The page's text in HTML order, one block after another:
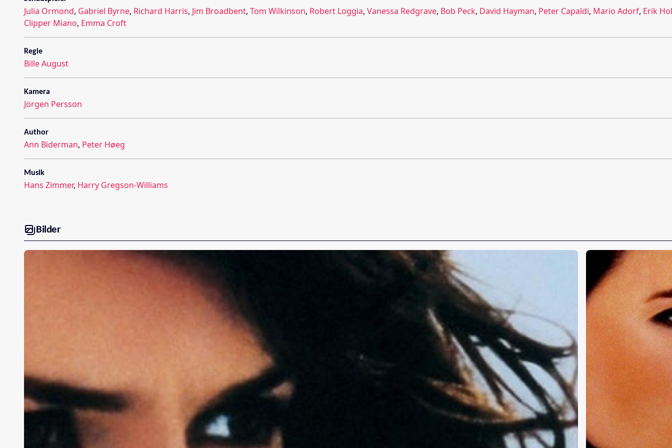
Julia Ormond, Gabriel Byrne, Richard Harris, Jim Broadbent, Tom Wilkinson, Robert Loggia, Vanessa Redgrave, Bob Peck, David Hayman, Peter Capaldi, Mario Adorf, Erik
Clipper Miano, Emma Croft
Regie
Bille August
Kamera
Jörgen Persson
Author
Ann Biderman, Peter Høeg
Musik
Hans Zimmer, Harry Gregson-Williams
Bilder